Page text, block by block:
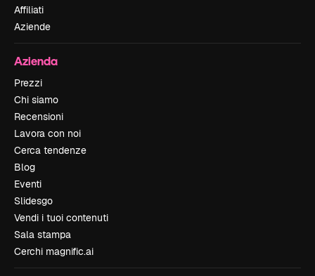
Affiliati
Aziende
Azienda
Prezzi
Chi siamo
Recensioni
Lavora con noi
Cerca tendenze
Blog
Eventi
Slidesgo
Vendi i tuoi contenuti
Sala stampa
Cerchi magnific.ai